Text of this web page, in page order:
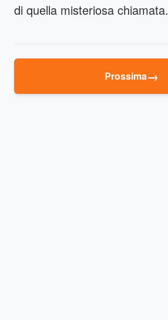
di quella misteriosa chiamata.
Prossima→